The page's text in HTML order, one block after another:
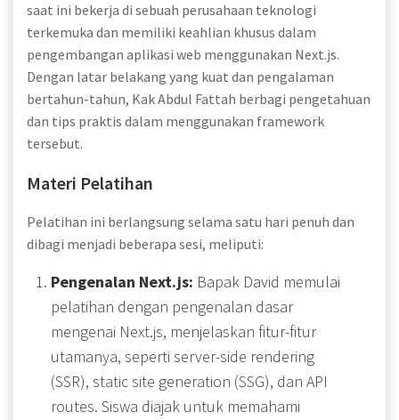
saat ini bekerja di sebuah perusahaan teknologi
terkemuka dan memiliki keahlian khusus dalam
pengembangan aplikasi web menggunakan Next.js.
Dengan latar belakang yang kuat dan pengalaman
bertahun-tahun, Kak Abdul Fattah berbagi pengetahuan
dan tips praktis dalam menggunakan framework
tersebut.
Materi Pelatihan
Pelatihan ini berlangsung selama satu hari penuh dan
dibagi menjadi beberapa sesi, meliputi:
Pengenalan Next.js: Bapak David memulai
pelatihan dengan pengenalan dasar
mengenai Next.js, menjelaskan fitur-fitur
utamanya, seperti server-side rendering
(SSR), static site generation (SSG), dan API
routes. Siswa diajak untuk memahami